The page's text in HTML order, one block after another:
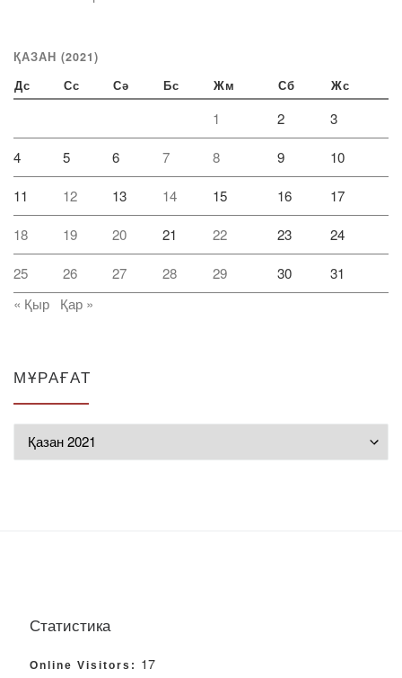
ҚАЗАН (2021)
Дс Сс Сә Бс Жм Сб Жс
1 2 3
4 5 6 7 8 9 10
11 12 13 14 15 16 17
18 19 20 21 22 23 24
25 26 27 28 29 30
31
« Қыр
Қар »
МҰРАҒАТ
Статистика
Online Visitors: 17